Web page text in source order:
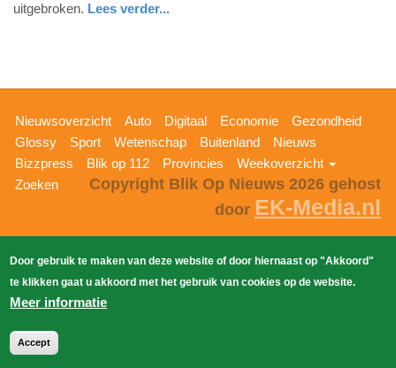
2019
09-
04-
2025
09:10
uitgebroken. Lees verder...
Hoofdnavigatie
Nieuwsoverzicht Auto Digitaal Economie
Gezondheid
Glossy
Sport Wetenschap Buitenland
Nieuws
Bizzpress
Blik op 112 Provincies
Weekoverzicht
Zoeken
Copyright Blik Op Nieuws 2026 gehost
door EK-Media.nl
Door gebruik te maken van deze website of door hiernaast op "Akkoord"
te klikken gaat u akkoord met het gebruik van cookies op de website.
Meer informatie
Accept